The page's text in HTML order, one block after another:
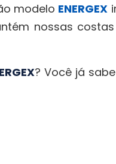
modelo ENERGEX
nossas
? Você já